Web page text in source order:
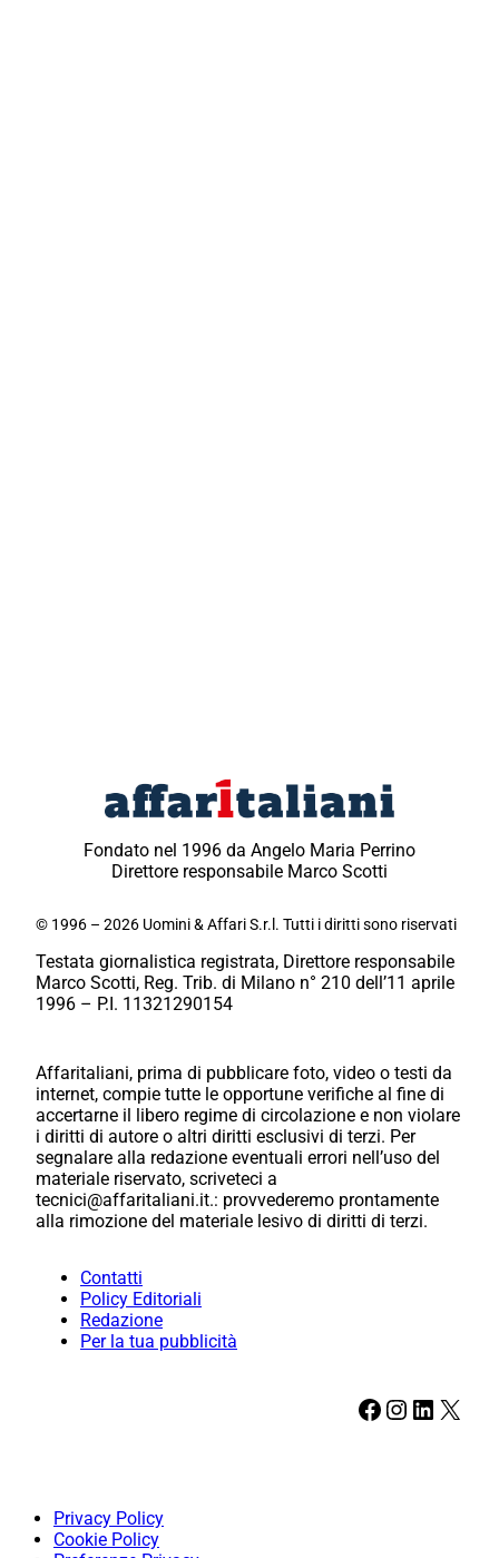
Fondato nel 1996 da Angelo Maria Perrino
Direttore responsabile Marco Scotti
© 1996 – 2026 Uomini & Affari S.r.l. Tutti i diritti sono riservati
Testata giornalistica registrata, Direttore responsabile
Marco Scotti, Reg. Trib. di Milano n° 210 dell’11 aprile
1996 – P.I. 11321290154
Affaritaliani, prima di pubblicare foto, video o testi da
internet, compie tutte le opportune verifiche al fine di
accertarne il libero regime di circolazione e non violare
i diritti di autore o altri diritti esclusivi di terzi. Per
segnalare alla redazione eventuali errori nell’uso del
materiale riservato, scriveteci a
tecnici@affaritaliani.it.: provvederemo prontamente
alla rimozione del materiale lesivo di diritti di terzi.
Contatti
Policy Editoriali
Redazione
Per la tua pubblicità
Facebook Instagram LinkedIn X
Privacy Policy
Cookie Policy